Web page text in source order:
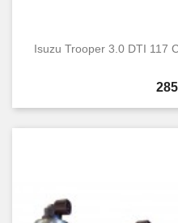
Isuzu Trooper 3.0 DTI 117
Prix